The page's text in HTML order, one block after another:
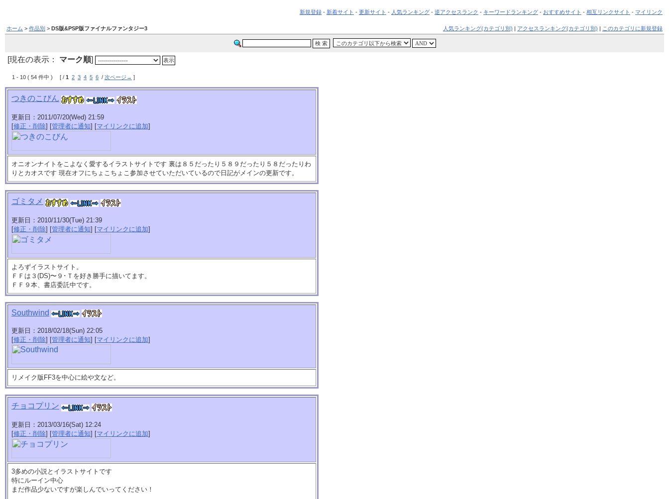
新規登録 - 新着サイト - 更新サイト - 人気ランキング - 逆アクセスランク - キーワードランキング - おすすめサイト - 相互リンクサイト - マイリンク
ホーム > 作品別 > DS版&PSP版ファイナルファンタジー3 人気ランキング(カテゴリ別) | アクセスランキング(カテゴリ別) | このカテゴリに新規登録
[現在の表示： マーク順]
1 - 10 ( 54 件中 ) [ / 1 2 3 4 5 6 / 次ページ→ ]
つきのこびん
更新日：2011/07/20(Wed) 21:59
[修正・削除] [管理者に通知] [マイリンクに追加]
オニオンナイトをこよなく愛するイラストサイトです 裏は８５だったり５８９だったり５８だったりわ
りとカオスです 現在オフにちょこちょこ参加させていただいているので日記がメインの更新です。
ゴミタメ
更新日：2010/11/30(Tue) 21:39
[修正・削除] [管理者に通知] [マイリンクに追加]
よろずイラストサイト。
ＦＦは３(DS)〜９･Ｔを好き勝手に描いてます。
ＦＦ９本、書店委託中です。
Southwind
更新日：2018/02/18(Sun) 22:05
[修正・削除] [管理者に通知] [マイリンクに追加]
リメイク版FF3を中心に絵や文など。
チョコプリン
更新日：2013/03/16(Sat) 12:24
[修正・削除] [管理者に通知] [マイリンクに追加]
3多めの小説とイラストサイトです
特にルーイン中心
まだ作品少ないですが楽しんでいってください！